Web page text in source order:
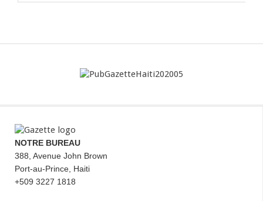
NOTRE BUREAU
388, Avenue John Brown
Port-au-Prince, Haiti
+509 3227 1818